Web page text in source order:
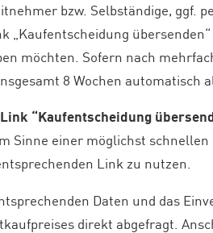
bzw. Selbständige, ggf.
möchten. Sofern nach
8 Wochen automatisch
Link “Kaufentscheidung
Sinne einer möglichst
Link zu nutzen.
Daten und das
direkt abgefragt.